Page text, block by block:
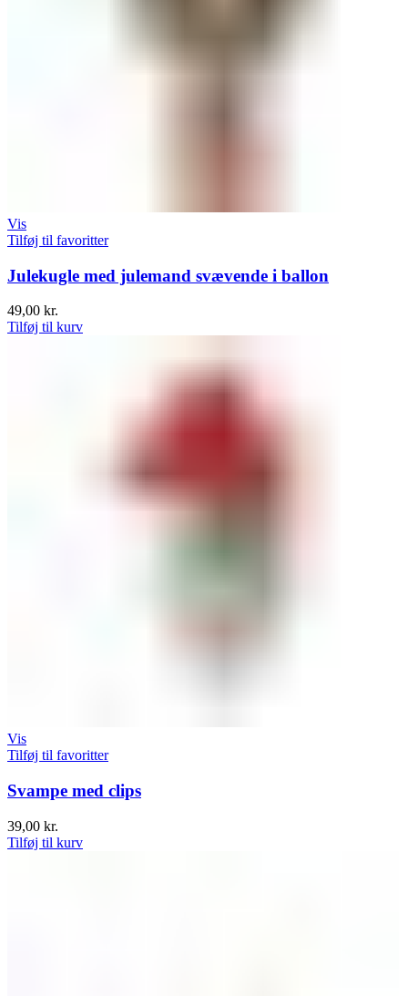
Vis
Tilføj til favoritter
Julekugle med julemand svævende i ballon
49,00 kr.
Tilføj til kurv
Vis
Tilføj til favoritter
Svampe med clips
39,00 kr.
Tilføj til kurv